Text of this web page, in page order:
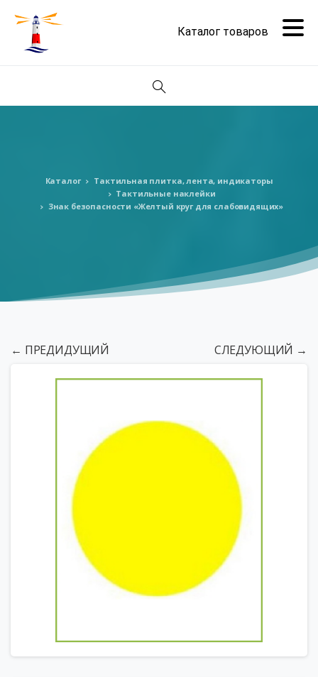
Поиск
Каталог
Тактильная плитка, лента, индикаторы
Тактильные наклейки
Знак безопасности «Желтый круг для слабовидящих»
← ПРЕДИДУЩИЙ СЛЕДУЮЩИЙ →